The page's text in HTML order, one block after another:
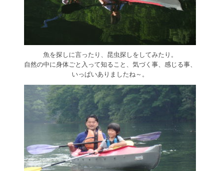
魚を探しに言ったり、昆虫探しをしてみたり。
自然の中に身体ごと入って知ること、気づく事、感じる事、
いっぱいありましたね～。